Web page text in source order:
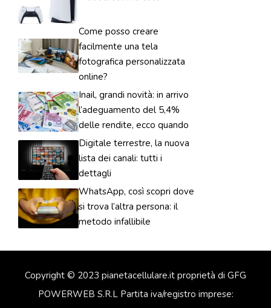
Come posso creare
facilmente una tela
fotografica personalizzata
online?
Inail, grandi novità: in arrivo
l’adeguamento del 5,4%
delle rendite, ecco quando
Digitale terrestre, la nuova
lista dei canali: tutti i
dettagli
WhatsApp, così scopri dove
si trova l’altra persona: il
metodo infallibile
Copyright © 2023 pianetacellulare.it proprietà di GFG
POWERWEB S.R.L Partita iva/registro imprese: